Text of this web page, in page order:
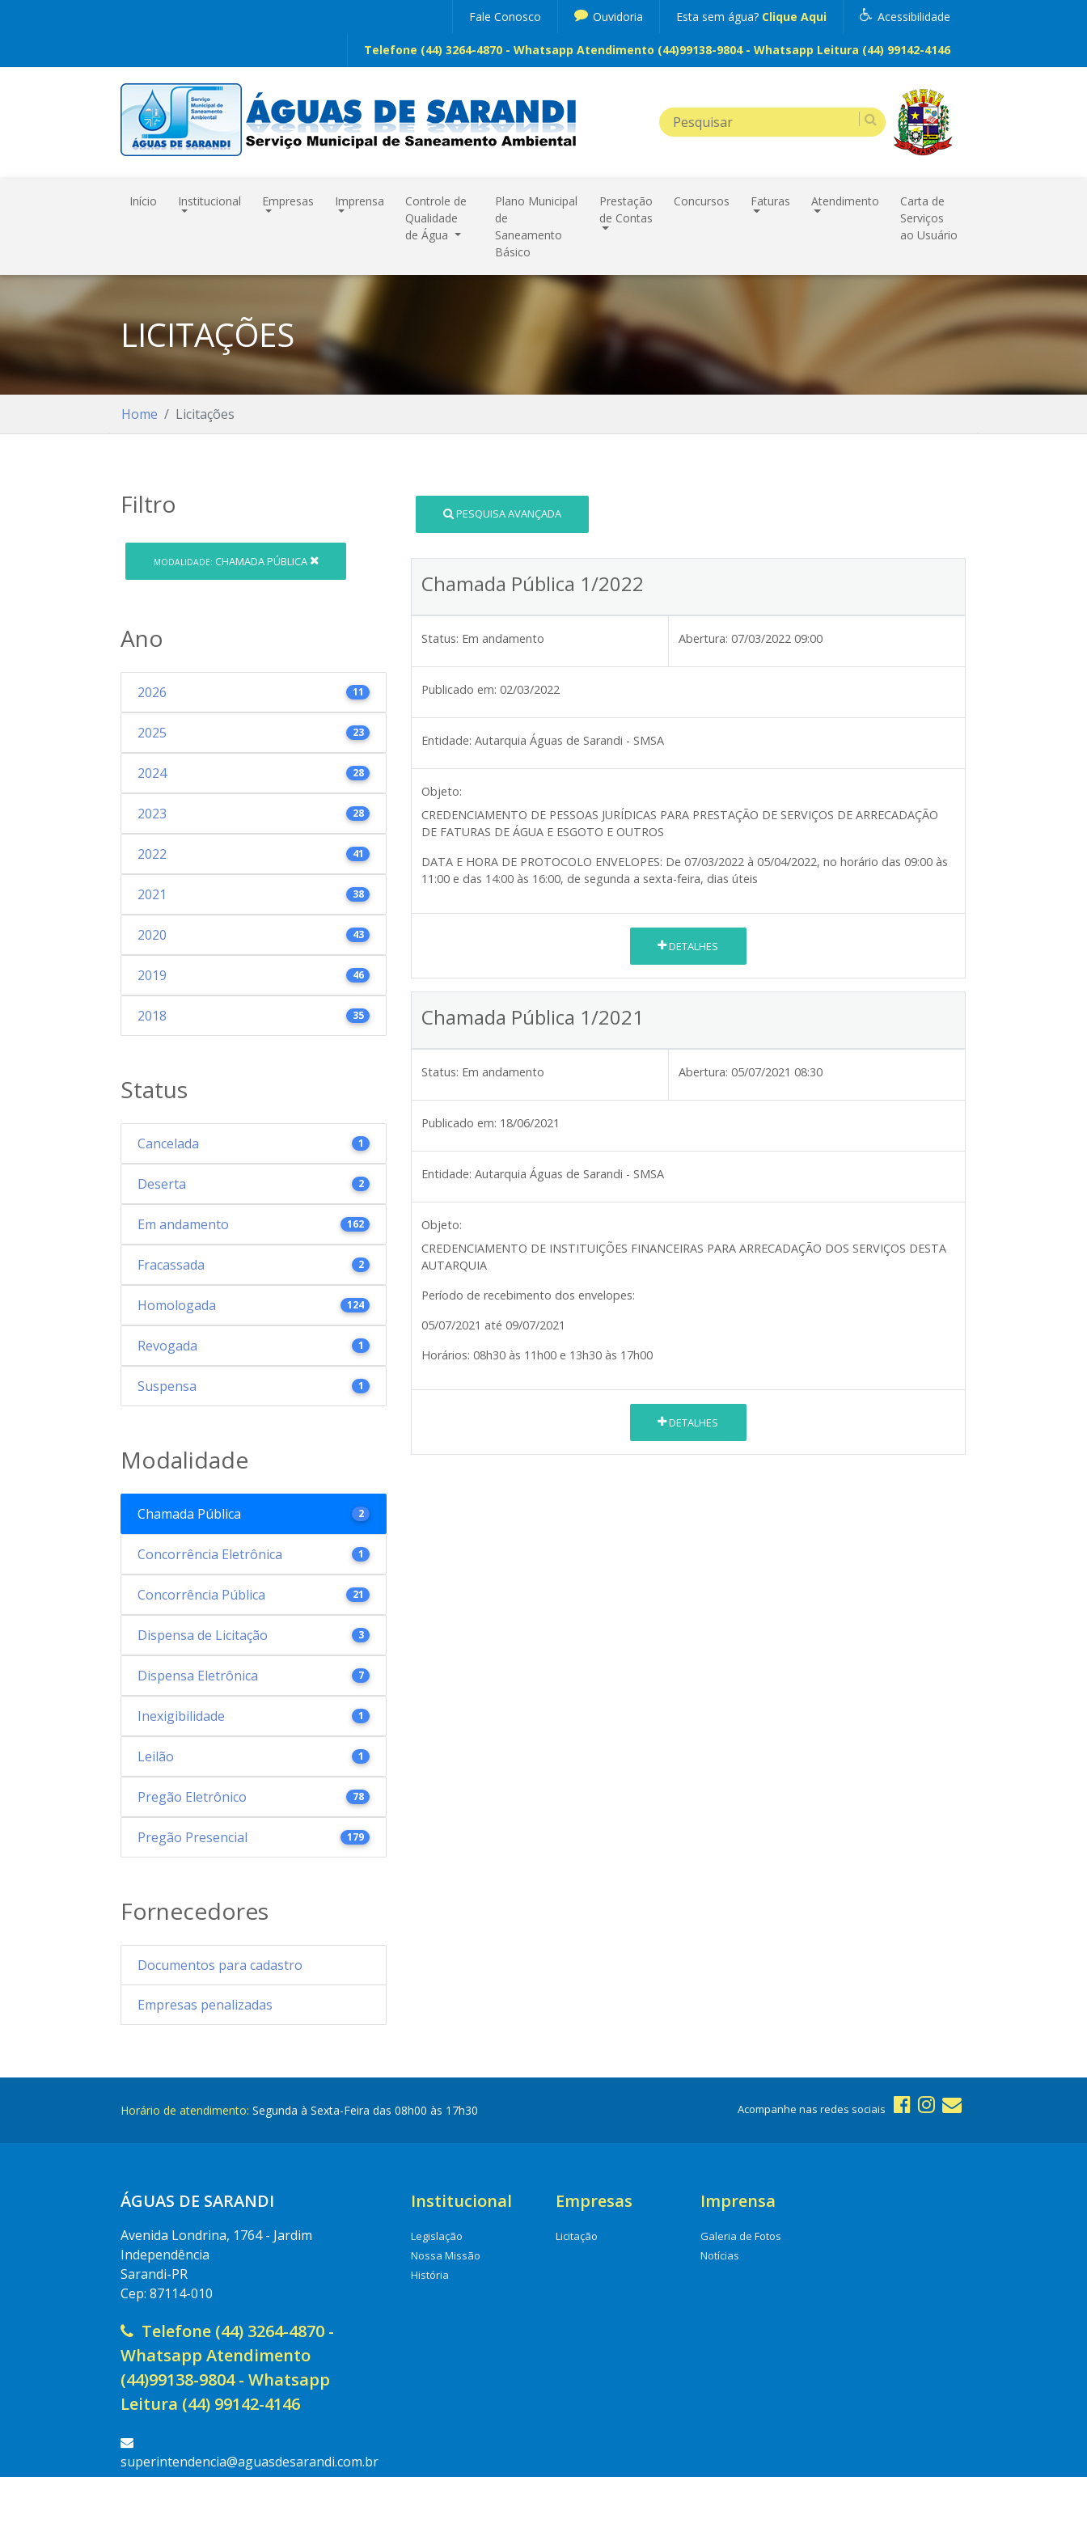
Acessibilidade
Esta sem água? Clique Aqui
Ouvidoria
Fale Conosco
Telefone (44) 3264-4870 - Whatsapp Atendimento (44)99138-9804 - Whatsapp Leitura (44) 99142-4146
Início Institucional Empresas Imprensa
Controle de
Qualidade
de Água
Plano Municipal
de
Saneamento
Básico
Prestação
de Contas
Concursos Faturas Atendimento
Carta de
Serviços
ao Usuário
LICITAÇÕES
Home Licitações
Filtro
MODALIDADE: CHAMADA PÚBLICA
Ano
2026 11
2025 23
2024 28
2023 28
2022 41
2021 38
2020 43
2019 46
2018 35
Status
Cancelada 1
Deserta 2
Em andamento 162
Fracassada 2
Homologada 124
Revogada 1
Suspensa 1
Modalidade
Chamada Pública 2
Concorrência Eletrônica 1
Concorrência Pública 21
Dispensa de Licitação 3
Dispensa Eletrônica 7
Inexigibilidade 1
Leilão 1
Pregão Eletrônico 78
Pregão Presencial 179
Fornecedores
Documentos para cadastro
Empresas penalizadas
PESQUISA AVANÇADA
Chamada Pública 1/2022
Status: Em andamento Abertura: 07/03/2022 09:00
Publicado em: 02/03/2022
Entidade: Autarquia Águas de Sarandi - SMSA
Objeto:
CREDENCIAMENTO DE PESSOAS JURÍDICAS PARA PRESTAÇÃO DE SERVIÇOS DE ARRECADAÇÃO
DE FATURAS DE ÁGUA E ESGOTO E OUTROS
DATA E HORA DE PROTOCOLO ENVELOPES: De 07/03/2022 à 05/04/2022, no horário das 09:00 às
11:00 e das 14:00 às 16:00, de segunda a sexta-feira, dias úteis
DETALHES
Chamada Pública 1/2021
Status: Em andamento Abertura: 05/07/2021 08:30
Publicado em: 18/06/2021
Entidade: Autarquia Águas de Sarandi - SMSA
Objeto:
CREDENCIAMENTO DE INSTITUIÇÕES FINANCEIRAS PARA ARRECADAÇÃO DOS SERVIÇOS DESTA
AUTARQUIA
Período de recebimento dos envelopes:
05/07/2021 até 09/07/2021
Horários: 08h30 às 11h00 e 13h30 às 17h00
DETALHES
Horário de atendimento: Segunda à Sexta-Feira das 08h00 às 17h30 Acompanhe nas redes sociais
ÁGUAS DE SARANDI
Avenida Londrina, 1764 - Jardim
Independência
Sarandi-PR
Cep: 87114-010
Telefone (44) 3264-4870 -
Whatsapp Atendimento
(44)99138-9804 - Whatsapp
Leitura (44) 99142-4146
superintendencia@aguasdesarandi.com.br
Institucional
Legislação
Nossa Missão
História
Empresas
Licitação
Imprensa
Galeria de Fotos
Notícias